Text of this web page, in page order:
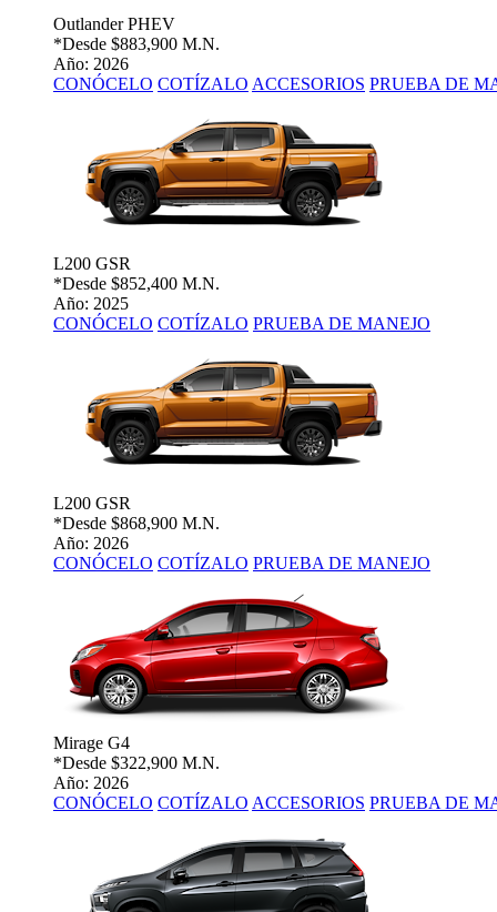
Outlander PHEV
*Desde $883,900 M.N.
Año: 2026
CONÓCELO COTÍZALO ACCESORIOS PRUEBA DE
L200 GSR
*Desde $852,400 M.N.
Año: 2025
CONÓCELO COTÍZALO PRUEBA DE MANEJO
L200 GSR
*Desde $868,900 M.N.
Año: 2026
CONÓCELO COTÍZALO PRUEBA DE MANEJO
Mirage G4
*Desde $322,900 M.N.
Año: 2026
CONÓCELO COTÍZALO ACCESORIOS PRUEBA DE